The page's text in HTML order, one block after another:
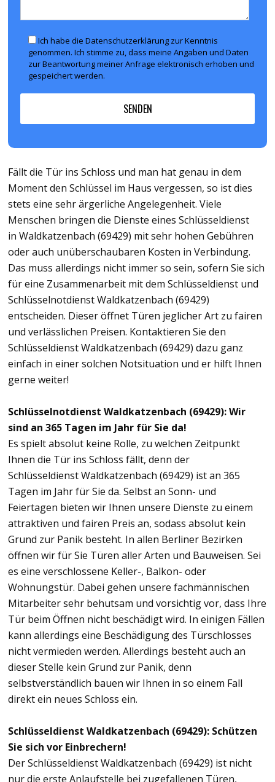
Ich habe die Datenschutzerklärung zur Kenntnis
genommen. Ich stimme zu, dass meine Angaben und Daten
zur Beantwortung meiner Anfrage elektronisch erhoben und
gespeichert werden.
Fällt die Tür ins Schloss und man hat genau in dem
Moment den Schlüssel im Haus vergessen, so ist dies
stets eine sehr ärgerliche Angelegenheit. Viele
Menschen bringen die Dienste eines Schlüsseldienst
in Waldkatzenbach (69429) mit sehr hohen Gebühren
oder auch unüberschaubaren Kosten in Verbindung.
Das muss allerdings nicht immer so sein, sofern Sie sich
für eine Zusammenarbeit mit dem Schlüsseldienst und
Schlüsselnotdienst Waldkatzenbach (69429)
entscheiden. Dieser öffnet Türen jeglicher Art zu fairen
und verlässlichen Preisen. Kontaktieren Sie den
Schlüsseldienst Waldkatzenbach (69429) dazu ganz
einfach in einer solchen Notsituation und er hilft Ihnen
gerne weiter!
Schlüsselnotdienst Waldkatzenbach (69429): Wir
sind an 365 Tagen im Jahr für Sie da!
Es spielt absolut keine Rolle, zu welchen Zeitpunkt
Ihnen die Tür ins Schloss fällt, denn der
Schlüsseldienst Waldkatzenbach (69429) ist an 365
Tagen im Jahr für Sie da. Selbst an Sonn- und
Feiertagen bieten wir Ihnen unsere Dienste zu einem
attraktiven und fairen Preis an, sodass absolut kein
Grund zur Panik besteht. In allen Berliner Bezirken
öffnen wir für Sie Türen aller Arten und Bauweisen. Sei
es eine verschlossene Keller-, Balkon- oder
Wohnungstür. Dabei gehen unsere fachmännischen
Mitarbeiter sehr behutsam und vorsichtig vor, dass Ihre
Tür beim Öffnen nicht beschädigt wird. In einigen Fällen
kann allerdings eine Beschädigung des Türschlosses
nicht vermieden werden. Allerdings besteht auch an
dieser Stelle kein Grund zur Panik, denn
selbstverständlich bauen wir Ihnen in so einem Fall
direkt ein neues Schloss ein.
Schlüsseldienst Waldkatzenbach (69429): Schützen
Sie sich vor Einbrechern!
Der Schlüsseldienst Waldkatzenbach (69429) ist nicht
nur die erste Anlaufstelle bei zugefallenen Türen,